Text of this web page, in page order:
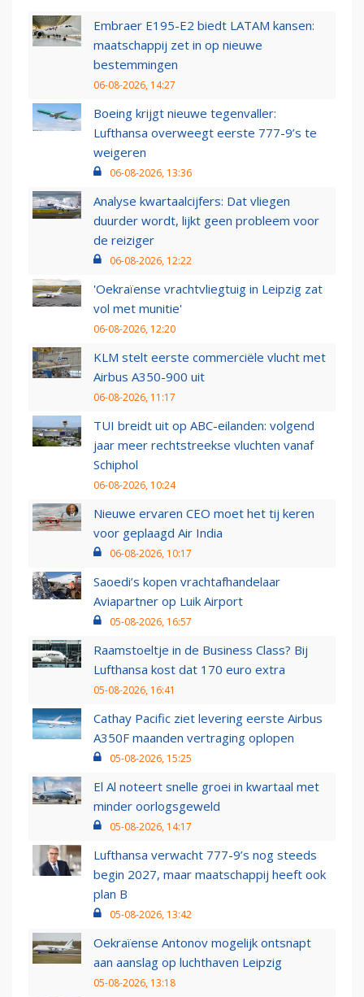
Embraer E195-E2 biedt LATAM kansen:
maatschappij zet in op nieuwe
bestemmingen
06-08-2026, 14:27
Boeing krijgt nieuwe tegenvaller:
Lufthansa overweegt eerste 777-9’s te
weigeren
06-08-2026, 13:36
Analyse kwartaalcijfers: Dat vliegen
duurder wordt, lijkt geen probleem voor
de reiziger
06-08-2026, 12:22
'Oekraïense vrachtvliegtuig in Leipzig zat
vol met munitie'
06-08-2026, 12:20
KLM stelt eerste commerciële vlucht met
Airbus A350-900 uit
06-08-2026, 11:17
TUI breidt uit op ABC-eilanden: volgend
jaar meer rechtstreekse vluchten vanaf
Schiphol
06-08-2026, 10:24
Nieuwe ervaren CEO moet het tij keren
voor geplaagd Air India
06-08-2026, 10:17
Saoedi’s kopen vrachtafhandelaar
Aviapartner op Luik Airport
05-08-2026, 16:57
Raamstoeltje in de Business Class? Bij
Lufthansa kost dat 170 euro extra
05-08-2026, 16:41
Cathay Pacific ziet levering eerste Airbus
A350F maanden vertraging oplopen
05-08-2026, 15:25
El Al noteert snelle groei in kwartaal met
minder oorlogsgeweld
05-08-2026, 14:17
Lufthansa verwacht 777-9’s nog steeds
begin 2027, maar maatschappij heeft ook
plan B
05-08-2026, 13:42
Oekraïense Antonov mogelijk ontsnapt
aan aanslag op luchthaven Leipzig
05-08-2026, 13:18